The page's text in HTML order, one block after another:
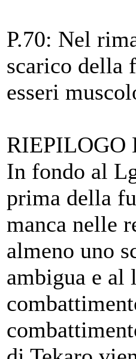
P.70: Nel
scarico della
esseri
RIEPILOGO
In fondo al
prima della
manca nelle
almeno uno
ambigua e al